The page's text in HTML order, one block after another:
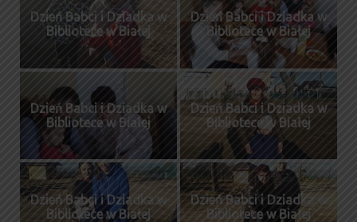
Dzień Babci i Dziadka w
Bibliotece w Białej
Dzień Babci i Dziadka w
Bibliotece w Białej
Dzień Babci i Dziadka w
Bibliotece w Białej
Dzień Babci i Dziadka w
Bibliotece w Białej
Dzień Babci i Dziadka w
Bibliotece w Białej
Dzień Babci i Dziadka w
Bibliotece w Białej